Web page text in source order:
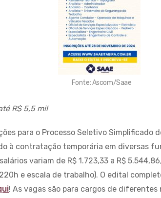
Fonte: Ascom/Saae
R$ 5,5 mil
para o Processo Seletivo Simplificado
à contratação temporária em diversas
variam de R$ 1.723,33 a R$
e escala de trabalho). O edital
! As vagas são para cargos de